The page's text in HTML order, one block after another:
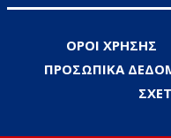
ΟΡΟΙ ΧΡΗΣΗΣ
ΠΡΟΣΩΠΙΚΑ